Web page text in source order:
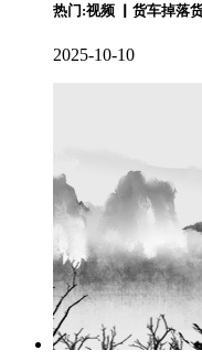
热门:视频 ▏货车掉落
2025-10-10